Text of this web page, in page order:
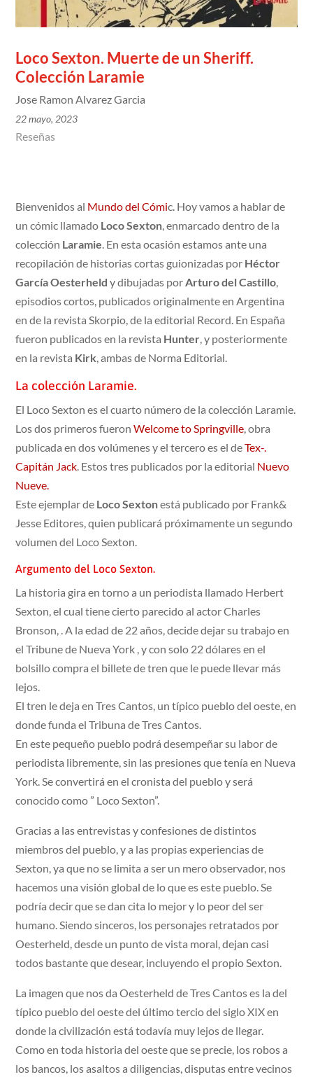
Loco Sexton. Muerte de un Sheriff.
Colección Laramie
Jose Ramon Alvarez Garcia
22 mayo, 2023
Reseñas
Bienvenidos al Mundo del Cómic. Hoy vamos a hablar de
un cómic llamado Loco Sexton, enmarcado dentro de la
colección Laramie. En esta ocasión estamos ante una
recopilación de historias cortas guionizadas por Héctor
García Oesterheldy dibujadas porArturo del Castillo,
episodios cortos, publicados originalmente en Argentina
en de la revista Skorpio, de la editorial Record. En España
fueron publicados en la revista Hunter, y posteriormente
en la revista Kirk, ambas de Norma Editorial.
La colección Laramie.
El Loco Sexton es el cuarto número de la colección Laramie.
Los dos primeros fueronWelcome to Springville, obra
publicada en dos volúmenes y el tercero es el deTex-.
Capitán Jack. Estos tres publicados por la editorial Nuevo
Nueve.
Este ejemplar de Loco Sextonestá publicado por Frank&
Jesse Editores, quien publicará próximamente un segundo
volumen del Loco Sexton.
Argumento del Loco Sexton.
La historia gira en torno a un periodista llamado Herbert
Sexton, el cual tiene cierto parecido al actor Charles
Bronson, . A la edad de 22 años, decide dejar su trabajo en
el Tribune de Nueva York , y con solo 22 dólares en el
bolsillo compra el billete de tren que le puede llevar más
lejos.
El tren le deja en Tres Cantos, un típico pueblo del oeste, en
donde funda el Tribuna de Tres Cantos.
En este pequeño pueblo podrá desempeñar su labor de
periodista libremente, sin las presiones que tenía en Nueva
York. Se convertirá en el cronista del pueblo y será
conocido como ” Loco Sexton”.
Gracias a las entrevistas y confesiones de distintos
miembros del pueblo, y a las propias experiencias de
Sexton, ya que no se limita a ser un mero observador, nos
hacemos una visión global de lo que es este pueblo. Se
podría decir que se dan cita lo mejor y lo peor del ser
humano. Siendo sinceros, los personajes retratados por
Oesterheld, desde un punto de vista moral, dejan casi
todos bastante que desear, incluyendo el propio Sexton.
La imagen que nos da Oesterheld de Tres Cantos es la del
típico pueblo del oeste del último tercio del siglo XIX en
donde la civilización está todavía muy lejos de llegar.
Como en toda historia del oeste que se precie, los robos a
los bancos, los asaltos a diligencias, disputas entre vecinos